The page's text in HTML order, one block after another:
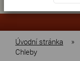
prohlídka
Úvodní stránka »
Chleby